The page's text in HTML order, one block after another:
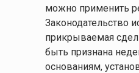
можно применить
Законодательство
прикрываемая
быть признана
основаниям,